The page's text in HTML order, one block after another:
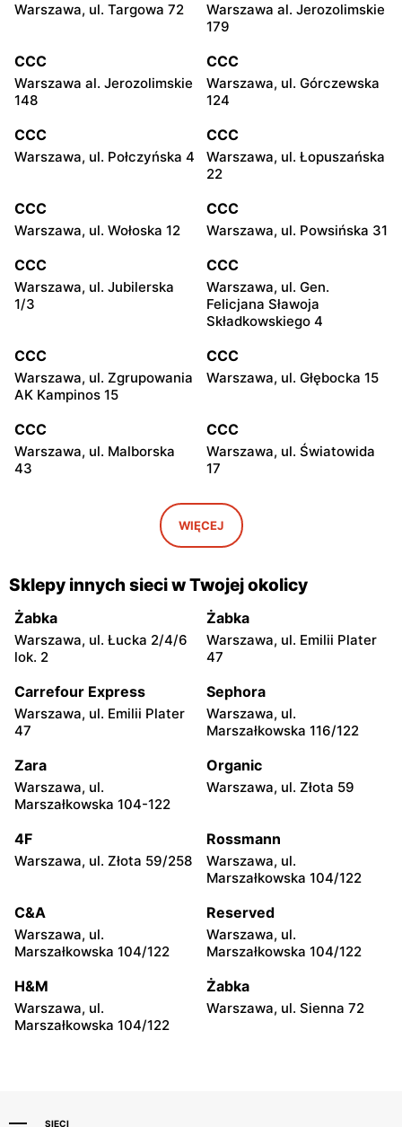
Warszawa, ul. Targowa 72
Warszawa al. Jerozolimskie
179
CCC
Warszawa al. Jerozolimskie
148
CCC
Warszawa, ul. Górczewska
124
CCC
Warszawa, ul. Połczyńska 4
CCC
Warszawa, ul. Łopuszańska
22
CCC
Warszawa, ul. Wołoska 12
CCC
Warszawa, ul. Powsińska 31
CCC
Warszawa, ul. Jubilerska
1/3
CCC
Warszawa, ul. Gen.
Felicjana Sławoja
Składkowskiego 4
CCC
Warszawa, ul. Zgrupowania
AK Kampinos 15
CCC
Warszawa, ul. Głębocka 15
CCC
Warszawa, ul. Malborska
43
CCC
Warszawa, ul. Światowida
17
CCC
Warszawa, ul. Kazimierza
Szpotańskiego 4
CCC
Łomianki, ul. Brukowa 25
CCC
Janki, ul. Mszczonowska 3
CCC
Pruszków, ul. Henryka
CCC
Legionowo, ul. Jerzego
CCC
Legionowo, ul. Marsz.
CCC
Józefów, ul. 3 Maja 148
CCC
Wołomin, ul. Geodetów 2
CCC
CCC
Podkowa Leśna, ul. Gołębia
CCC
Radzymin, ul. Konstytucji 3
Maja 13
CCC
Błonie, ul. Powstańców 12
CCC
Grodzisk Mazowiecki, ul.
Królewska 48
CCC
Nowy Dwór Mazowiecki, ul.
Warszawska 36
CCC
Mińsk Mazowiecki, ul.
WIĘCEJ
Sklepy innych sieci w Twojej okolicy
Żabka
Warszawa, ul. Łucka 2/4/6
lok. 2
Żabka
Warszawa, ul. Emilii Plater
47
Carrefour Express
Warszawa, ul. Emilii Plater
47
Sephora
Warszawa, ul.
Marszałkowska 116/122
Zara
Warszawa, ul.
Marszałkowska 104-122
Organic
Warszawa, ul. Złota 59
4F
Warszawa, ul. Złota 59/258
Rossmann
Warszawa, ul.
Marszałkowska 104/122
C&A
Warszawa, ul.
Marszałkowska 104/122
Reserved
Warszawa, ul.
Marszałkowska 104/122
H&M
Warszawa, ul.
Marszałkowska 104/122
Żabka
Warszawa, ul. Sienna 72
SIECI